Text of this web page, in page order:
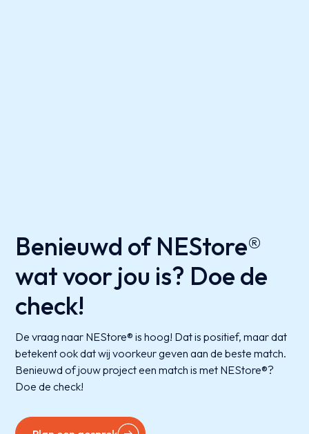
Benieuwd of NEStore®
wat voor jou is? Doe de
check!
De vraag naar NEStore® is hoog! Dat is positief, maar dat
betekent ook dat wij voorkeur geven aan de beste match.
Benieuwd of jouw project een match is met NEStore®?
Doe de check!